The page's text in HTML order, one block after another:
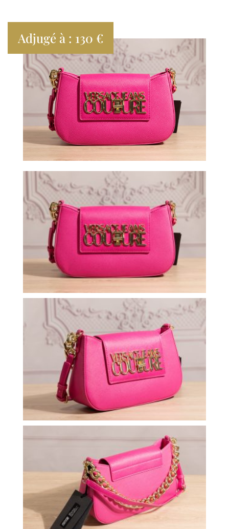
Adjugé à : 130 €